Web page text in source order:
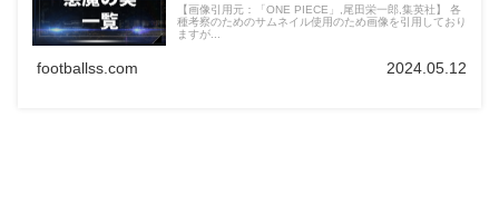
【画像引用元：「ONE PIECE」,尾田栄一郎,集英社】 各
種考察のためのサムネイル使用のため画像を引用しており
ますが...
footballss.com 2024.05.12